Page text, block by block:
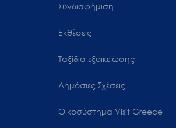
Συνδιαφήμιση
Εκθέσεις
Ταξίδια εξοικείωσης
Δημόσιες Σχέσεις
Oικοσύστημα Visit Greece